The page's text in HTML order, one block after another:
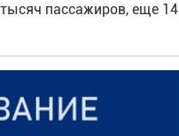
пассажиров, еще 14